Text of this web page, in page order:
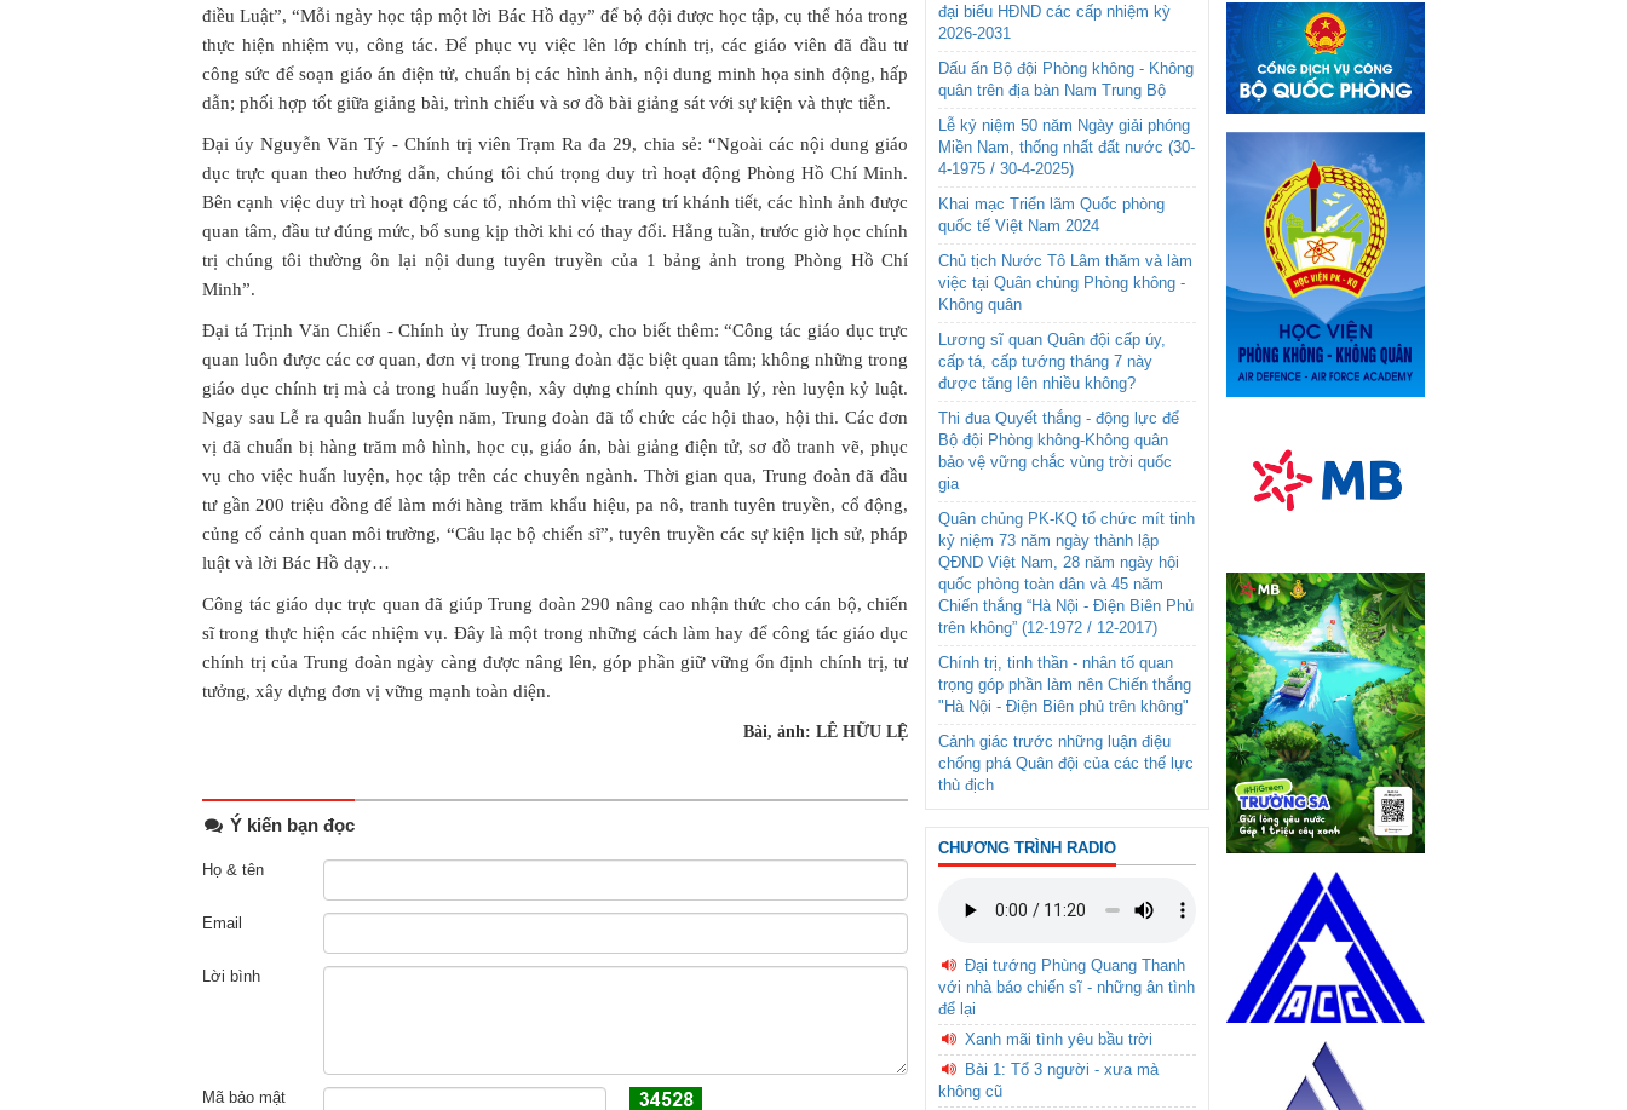
điều Luật”, “Mỗi ngày học tập một lời Bác Hồ dạy” để bộ đội được học tập, cụ thể hóa trong
thực hiện nhiệm vụ, công tác. Để phục vụ việc lên lớp chính trị, các giáo viên đã đầu tư
công sức để soạn giáo án điện tử, chuẩn bị các hình ảnh, nội dung minh họa sinh động, hấp
dẫn; phối hợp tốt giữa giảng bài, trình chiếu và sơ đồ bài giảng sát với sự kiện và thực tiễn.
Đại úy Nguyễn Văn Tý - Chính trị viên Trạm Ra đa 29, chia sẻ: “Ngoài các nội dung giáo
dục trực quan theo hướng dẫn, chúng tôi chú trọng duy trì hoạt động Phòng Hồ Chí Minh.
Bên cạnh việc duy trì hoạt động các tổ, nhóm thì việc trang trí khánh tiết, các hình ảnh được
quan tâm, đầu tư đúng mức, bổ sung kịp thời khi có thay đổi. Hằng tuần, trước giờ học chính
trị chúng tôi thường ôn lại nội dung tuyên truyền của 1 bảng ảnh trong Phòng Hồ Chí
Minh”.
Đại tá Trịnh Văn Chiến - Chính ủy Trung đoàn 290, cho biết thêm: “Công tác giáo dục trực
quan luôn được các cơ quan, đơn vị trong Trung đoàn đặc biệt quan tâm; không những trong
giáo dục chính trị mà cả trong huấn luyện, xây dựng chính quy, quản lý, rèn luyện kỷ luật.
Ngay sau Lễ ra quân huấn luyện năm, Trung đoàn đã tổ chức các hội thao, hội thi. Các đơn
vị đã chuẩn bị hàng trăm mô hình, học cụ, giáo án, bài giảng điện tử, sơ đồ tranh vẽ, phục
vụ cho việc huấn luyện, học tập trên các chuyên ngành. Thời gian qua, Trung đoàn đã đầu
tư gần 200 triệu đồng để làm mới hàng trăm khẩu hiệu, pa nô, tranh tuyên truyền, cổ động,
củng cố cảnh quan môi trường, “Câu lạc bộ chiến sĩ”, tuyên truyền các sự kiện lịch sử, pháp
luật và lời Bác Hồ dạy…
Công tác giáo dục trực quan đã giúp Trung đoàn 290 nâng cao nhận thức cho cán bộ, chiến
sĩ trong thực hiện các nhiệm vụ. Đây là một trong những cách làm hay để công tác giáo dục
chính trị của Trung đoàn ngày càng được nâng lên, góp phần giữ vững ổn định chính trị, tư
tưởng, xây dựng đơn vị vững mạnh toàn diện.
Bài, ảnh: LÊ HỮU LỆ
Ý kiến bạn đọc
Họ & tên
Email
Lời bình
Mã bảo mật
đại biểu HĐND các cấp nhiệm kỳ
2026-2031
Dấu ấn Bộ đội Phòng không - Không
quân trên địa bàn Nam Trung Bộ
Lễ kỷ niệm 50 năm Ngày giải phóng
Miền Nam, thống nhất đất nước (30-
4-1975 / 30-4-2025)
Khai mạc Triển lãm Quốc phòng
quốc tế Việt Nam 2024
Chủ tịch Nước Tô Lâm thăm và làm
việc tại Quân chủng Phòng không -
Không quân
Lương sĩ quan Quân đội cấp úy,
cấp tá, cấp tướng tháng 7 này
được tăng lên nhiều không?
Thi đua Quyết thắng - động lực để
Bộ đội Phòng không-Không quân
bảo vệ vững chắc vùng trời quốc
gia
Quân chủng PK-KQ tổ chức mít tinh
kỷ niệm 73 năm ngày thành lập
QĐND Việt Nam, 28 năm ngày hội
quốc phòng toàn dân và 45 năm
Chiến thắng “Hà Nội - Điện Biên Phủ
trên không” (12-1972 / 12-2017)
Chính trị, tinh thần - nhân tố quan
trọng góp phần làm nên Chiến thắng
"Hà Nội - Điện Biên phủ trên không"
Cảnh giác trước những luận điệu
chống phá Quân đội của các thế lực
thù địch
CHƯƠNG TRÌNH RADIO
Đại tướng Phùng Quang Thanh
với nhà báo chiến sĩ - những ân tình
để lại
Xanh mãi tình yêu bầu trời
Bài 1: Tổ 3 người - xưa mà
không cũ